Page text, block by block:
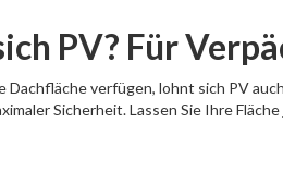
PV? Für
Dachfläche verfügen, lohnt sich PV
Sicherheit. Lassen Sie Ihre